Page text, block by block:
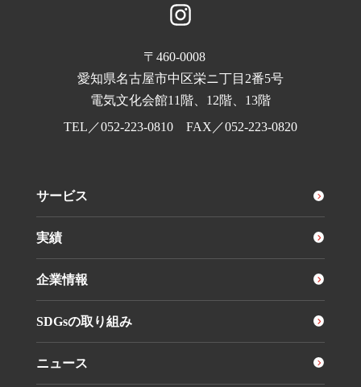
〒460-0008
愛知県名古屋市中区栄ニ丁目2番5号
電気文化会館11階、12階、13階
TEL／052-223-0810 FAX／052-223-0820
サービス
実績
企業情報
SDGsの取り組み
ニュース